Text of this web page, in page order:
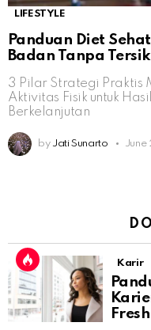
LIFESTYLE
Panduan Diet
Badan Tanpa
3 Pilar Strategi Praktis
Aktivitas Fisik untuk
Berkelanjutan
by Jati Sunarto June
Karir